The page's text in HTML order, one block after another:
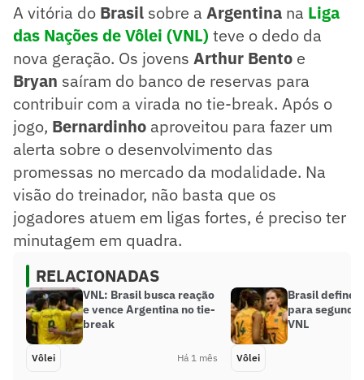
A vitória do Brasil sobre a Argentina na Liga
das Nações de Vôlei (VNL) teve o dedo da
nova geração. Os jovens Arthur Bento e
Bryan saíram do banco de reservas para
contribuir com a virada no tie-break. Após o
jogo, Bernardinho aproveitou para fazer um
alerta sobre o desenvolvimento das
promessas no mercado da modalidade. Na
visão do treinador, não basta que os
jogadores atuem em ligas fortes, é preciso ter
minutagem em quadra.
RELACIONADAS
VNL: Brasil busca reação
e vence Argentina no tie-
break
Vôlei Há 1 mês
Brasil define
para segunda
VNL
Vôlei